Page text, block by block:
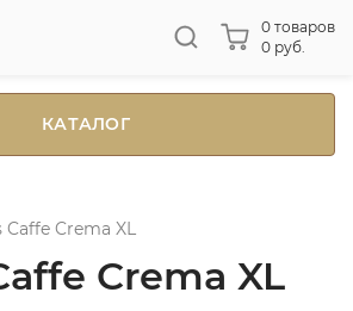
0 товаров
0 руб.
КАТАЛОГ
Caffe Crema XL
Crema XL